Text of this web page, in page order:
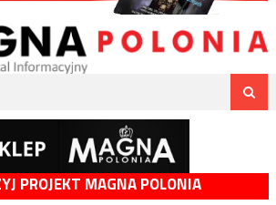
PROJEKT MAGNA POLONIA